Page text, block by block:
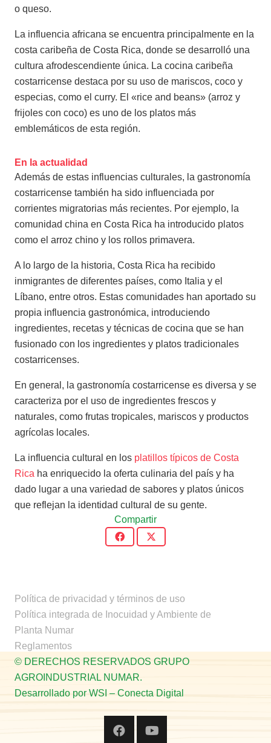
o queso.
La influencia africana se encuentra principalmente en la
costa caribeña de Costa Rica, donde se desarrolló una
cultura afrodescendiente única. La cocina caribeña
costarricense destaca por su uso de mariscos, coco y
especias, como el curry. El «rice and beans» (arroz y
frijoles con coco) es uno de los platos más
emblemáticos de esta región.
En la actualidad
Además de estas influencias culturales, la gastronomía
costarricense también ha sido influenciada por
corrientes migratorias más recientes. Por ejemplo, la
comunidad china en Costa Rica ha introducido platos
como el arroz chino y los rollos primavera.
A lo largo de la historia, Costa Rica ha recibido
inmigrantes de diferentes países, como Italia y el
Líbano, entre otros. Estas comunidades han aportado su
propia influencia gastronómica, introduciendo
ingredientes, recetas y técnicas de cocina que se han
fusionado con los ingredientes y platos tradicionales
costarricenses.
En general, la gastronomía costarricense es diversa y se
caracteriza por el uso de ingredientes frescos y
naturales, como frutas tropicales, mariscos y productos
agrícolas locales.
La influencia cultural en los platillos típicos de Costa
Rica ha enriquecido la oferta culinaria del país y ha
dado lugar a una variedad de sabores y platos únicos
que reflejan la identidad cultural de su gente.
Compartir
Política de privacidad y términos de uso
Política integrada de Inocuidad y Ambiente de
Planta Numar
Reglamentos
© DERECHOS RESERVADOS GRUPO
AGROINDUSTRIAL NUMAR.
Desarrollado por WSI – Conecta Digital